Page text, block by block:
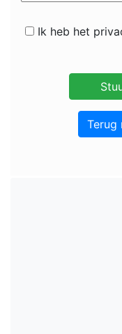
Ik heb het
Terug